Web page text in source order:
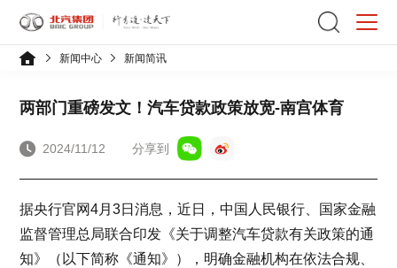
新闻中心 新闻简讯
两部门重磅发文！汽车贷款政策放宽-南宫体育
2024/11/12 分享到
据央行官网4月3日消息，近日，中国人民银行、国家金融
监督管理总局联合印发《关于调整汽车贷款有关政策的通
知》（以下简称《通知》），明确金融机构在依法合规、